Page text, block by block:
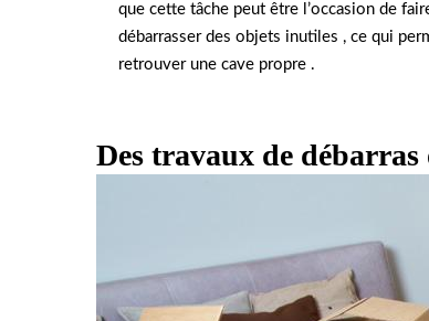
que cette tâche peut être l’occasion de
débarrasser des objets inutiles , ce qui
retrouver une cave propre .
Des travaux de débarras